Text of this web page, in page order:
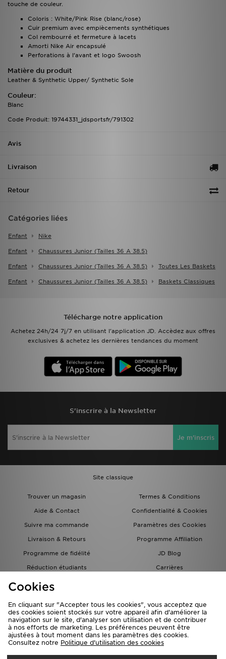
touche de couleur.
Coloris : White/Pink Rise (blanc/rose)
Cuir premium avec empiècements synthétiques
Col rembourré et fermeture à lacets
Amorti Nike Air encapsulé
Perforations à l’avant et logo Swoosh
Matière du produit
Leather & Synthetic Upper/ Synthetic Sole
Couleur:
Blanc
Code Produit: 19744331_jdsportsfr/791302
Avis
Livraison
Retour
Catégories liées
Enfant Nike
Enfant Chaussures Junior (tailles 36 A 38.5)
Enfant Chaussures Junior (tailles 36 A 38.5) Toutes Les Baskets
Enfant Chaussures Junior (tailles 36 A 38.5) Baskets Classiques
Télécharge notre application
Achetez 24h/24 7j/7 en utilisant l'application JD. Accèdez aux offres
exclusives & achetez les dernières tendances du moment
S'inscrire à la Newsletter
Je m'inscris
Site classique
Trouver un magasin
Termes & Conditions
Aide & Contact
Confidentialité & Cookies
Suivre ma commande
Paramètres des Cookies
Livraison & Retours
Programme Affiliation
Programme de fidélité
JD Blog
Réduction étudiants
Carrières
Carte Cadeau
Livraison Vers
Cookies
En cliquant sur "Accepter tous les cookies", vous acceptez que
des cookies soient stockés sur votre appareil afin d'améliorer la
navigation sur le site, d'analyser son utilisation et de contribuer
à nos efforts de marketing. Les préférences peuvent être
ajustées à tout moment dans les paramètres des cookies.
Consultez notre Politique d'utilisation des cookies